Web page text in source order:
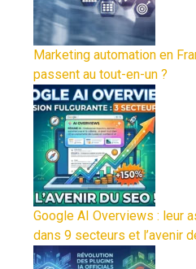
Marketing automation en
passent au tout-en-un ?
Google AI Overviews : leur
dans 9 secteurs et l’avenir